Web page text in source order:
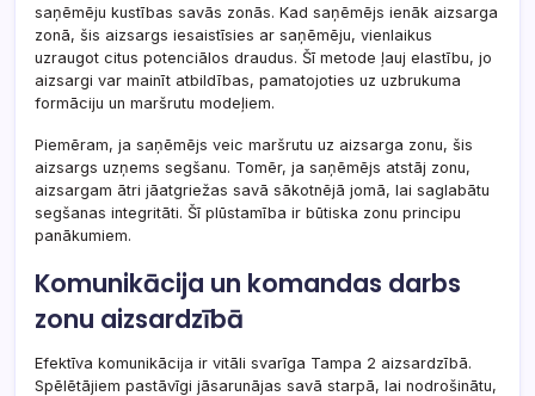
saņēmēju kustības savās zonās. Kad saņēmējs ienāk aizsarga
zonā, šis aizsargs iesaistīsies ar saņēmēju, vienlaikus
uzraugot citus potenciālos draudus. Šī metode ļauj elastību, jo
aizsargi var mainīt atbildības, pamatojoties uz uzbrukuma
formāciju un maršrutu modeļiem.
Piemēram, ja saņēmējs veic maršrutu uz aizsarga zonu, šis
aizsargs uzņems segšanu. Tomēr, ja saņēmējs atstāj zonu,
aizsargam ātri jāatgriežas savā sākotnējā jomā, lai saglabātu
segšanas integritāti. Šī plūstamība ir būtiska zonu principu
panākumiem.
Komunikācija un komandas darbs
zonu aizsardzībā
Efektīva komunikācija ir vitāli svarīga Tampa 2 aizsardzībā.
Spēlētājiem pastāvīgi jāsarunājas savā starpā, lai nodrošinātu,